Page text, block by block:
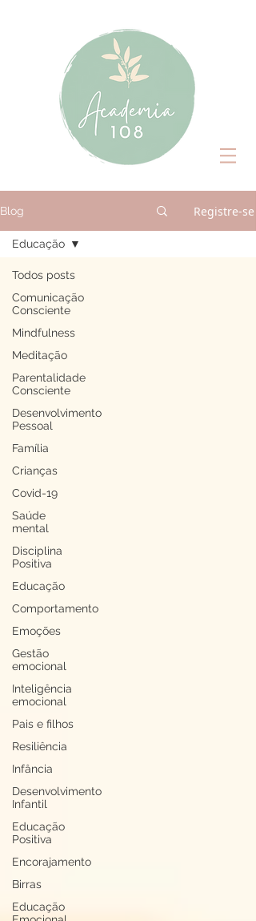
Blog Registre-se
Todos posts
Comunicação
Consciente
Mindfulness
Meditação
Parentalidade
Consciente
Desenvolvimento
Pessoal
Família
Crianças
Covid-19
Saúde
mental
Disciplina
Positiva
Educação
Comportamento
Emoções
Gestão
emocional
Inteligência
emocional
Pais e filhos
Resiliência
Infância
Desenvolvimento
Infantil
Educação
Positiva
Encorajamento
Birras
Educação
Educação